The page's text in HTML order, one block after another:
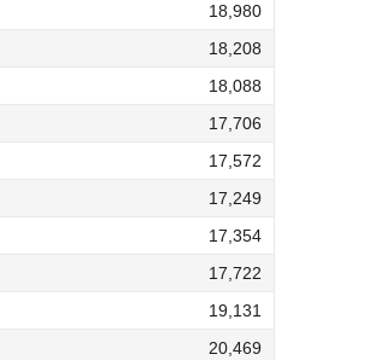
18,980
18,208
18,088
17,706
17,572
17,249
17,354
17,722
19,131
20,469